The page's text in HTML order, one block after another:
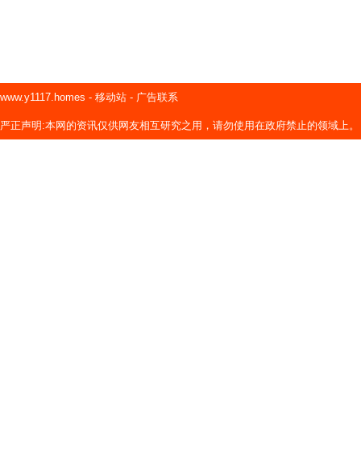
www.y1117.homes - 移动站 - 广告联系
严正声明:本网的资讯仅供网友相互研究之用，请勿使用在政府禁止的领域上。